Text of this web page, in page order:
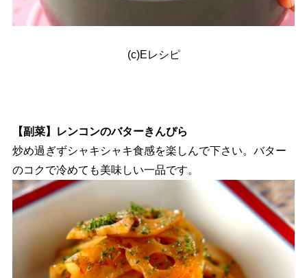
(c)Eレシピ
【副菜】レンコンのバターきんぴら
炒め過ぎずシャキシャキ食感を楽しんで下さい。バター
のコクで冷めても美味しい一品です。